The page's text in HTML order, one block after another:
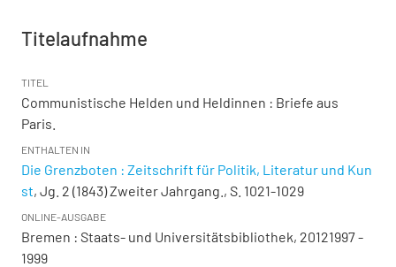
Titelaufnahme
TITEL
Communistische Helden und Heldinnen : Briefe aus
Paris.
ENTHALTEN IN
Die Grenzboten : Zeitschrift für Politik, Literatur und Kun
st, Jg. 2 (1843) Zweiter Jahrgang., S. 1021-1029
ONLINE-AUSGABE
Bremen : Staats- und Universitätsbibliothek, 20121997 -
1999